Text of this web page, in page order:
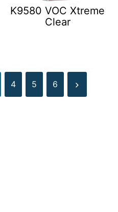
K9580 VOC Xtreme
Clear
4 5 6